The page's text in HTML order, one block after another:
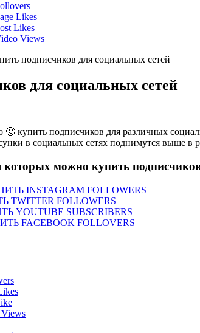
Likes
Likes
Views
подписчиков для социальных сетей
для социальных сетей
🙂 купить подписчиков для различных
в социальных сетях поднимутся выше в
которых можно купить
INSTAGRAM FOLLOWERS
TWITTER FOLLOWERS
YOUTUBE SUBSCRIBERS
FACEBOOK FOLLOVERS